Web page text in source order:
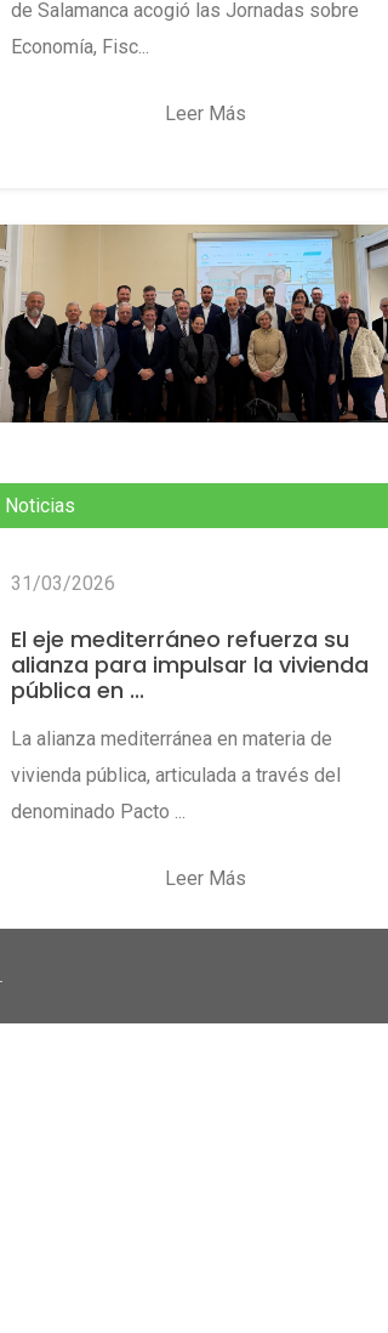
de Salamanca acogió las Jornadas sobre
Economía, Fisc...
Leer Más
Noticias
31/03/2026
El eje mediterráneo refuerza su
alianza para impulsar la vivienda
pública en ...
La alianza mediterránea en materia de
vivienda pública, articulada a través del
denominado Pacto ...
Leer Más